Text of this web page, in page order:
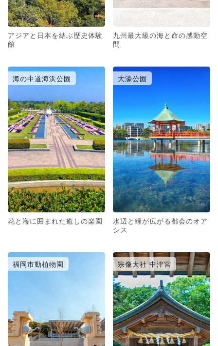
アジアと日本を結ぶ歴史体験
館
九州最大級の海と命の感動空
間
海の中道海浜公園
花と海に囲まれた癒しの楽園
大濠公園
水辺と緑が広がる都会のオア
シス
福岡市動植物園 宗像大社 中津宮